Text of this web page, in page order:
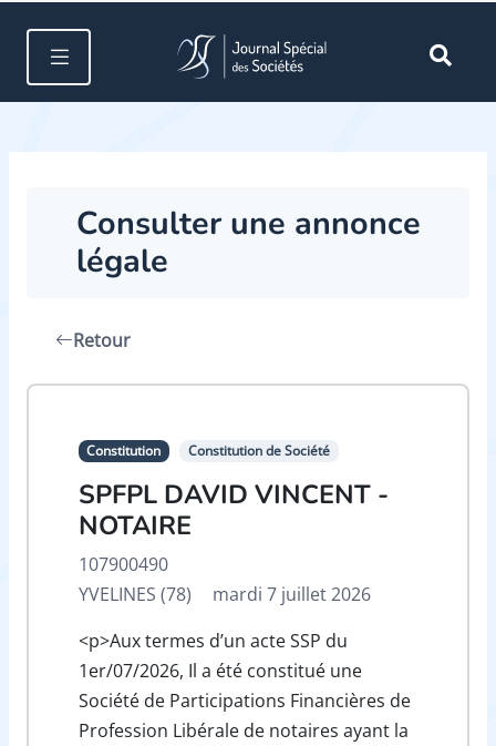
Consulter une annonce
légale
Retour
Constitution Constitution de Société
SPFPL DAVID VINCENT -
NOTAIRE
107900490
YVELINES (78)
mardi 7 juillet 2026
<p>Aux termes d’un acte SSP du
1er/07/2026, Il a été constitué une
Société de Participations Financières de
Profession Libérale de notaires ayant la